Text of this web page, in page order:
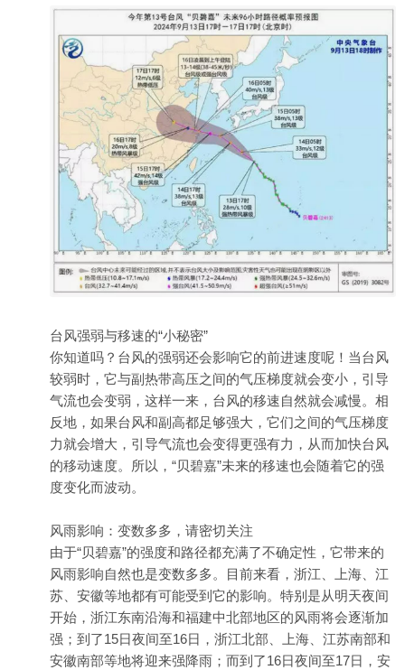
台风强弱与移速的“小秘密”
你知道吗？台风的强弱还会影响它的前进速度呢！当台风
较弱时，它与副热带高压之间的气压梯度就会变小，引导
气流也会变弱，这样一来，台风的移速自然就会减慢。相
反地，如果台风和副高都足够强大，它们之间的气压梯度
力就会增大，引导气流也会变得更强有力，从而加快台风
的移动速度。所以，“贝碧嘉”未来的移速也会随着它的强
度变化而波动。
风雨影响：变数多多，请密切关注
由于“贝碧嘉”的强度和路径都充满了不确定性，它带来的
风雨影响自然也是变数多多。目前来看，浙江、上海、江
苏、安徽等地都有可能受到它的影响。特别是从明天夜间
开始，浙江东南沿海和福建中北部地区的风雨将会逐渐加
强；到了15日夜间至16日，浙江北部、上海、江苏南部和
安徽南部等地将迎来强降雨；而到了16日夜间至17日，安